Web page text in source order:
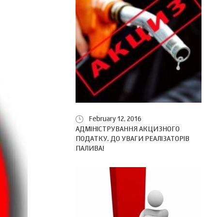
February 12, 2016
АДМІНІСТРУВАННЯ АКЦИЗНОГО
ПОДАТКУ. ДО УВАГИ РЕАЛІЗАТОРІВ
ПАЛИВА!